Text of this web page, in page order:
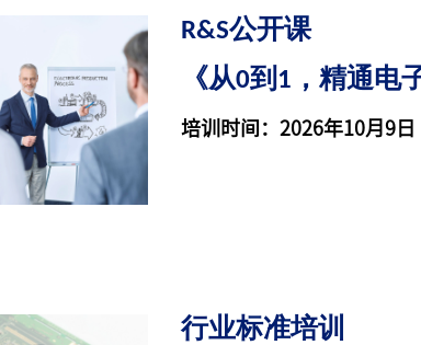
R&S公开课
《从0到1，精通电
培训时间：2026年10月9日
行业标准培训